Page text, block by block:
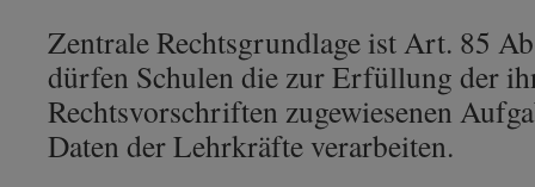
Zentrale Rechtsgrundlage ist Art. 85
dürfen Schulen die zur Erfüllung der
Rechtsvorschriften zugewiesenen
Daten der Lehrkräfte verarbeiten.